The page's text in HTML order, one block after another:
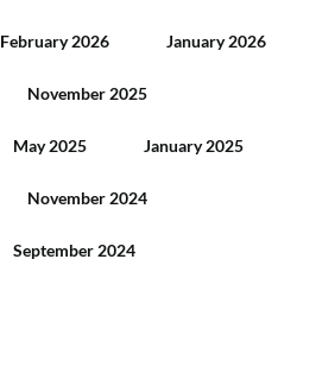
February 2026 January 2026
November 2025
May 2025 January 2025
November 2024
September 2024